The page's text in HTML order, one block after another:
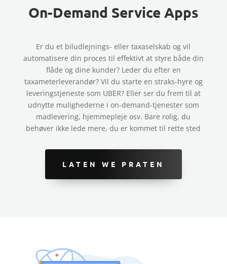
On-Demand Service Apps
Er du et biludlejnings- eller taxaselskab og vil
automatisere din proces til effektivt at styre både din
flåde og dine kunder? Leder du efter en
taxameterleverandør? Vil du starte en straks-hyre og
leveringstjeneste som UBER? Eller ser du frem til at
udnytte mulighederne i on-demand-tjenester som
madlevering, hjemmepleje osv. Bare rolig, du
behøver ikke lede mere, du er kommet til rette sted
LATEN WE PRATEN